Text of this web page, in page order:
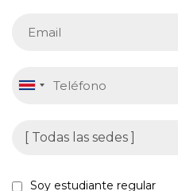
Soy estudiante regular